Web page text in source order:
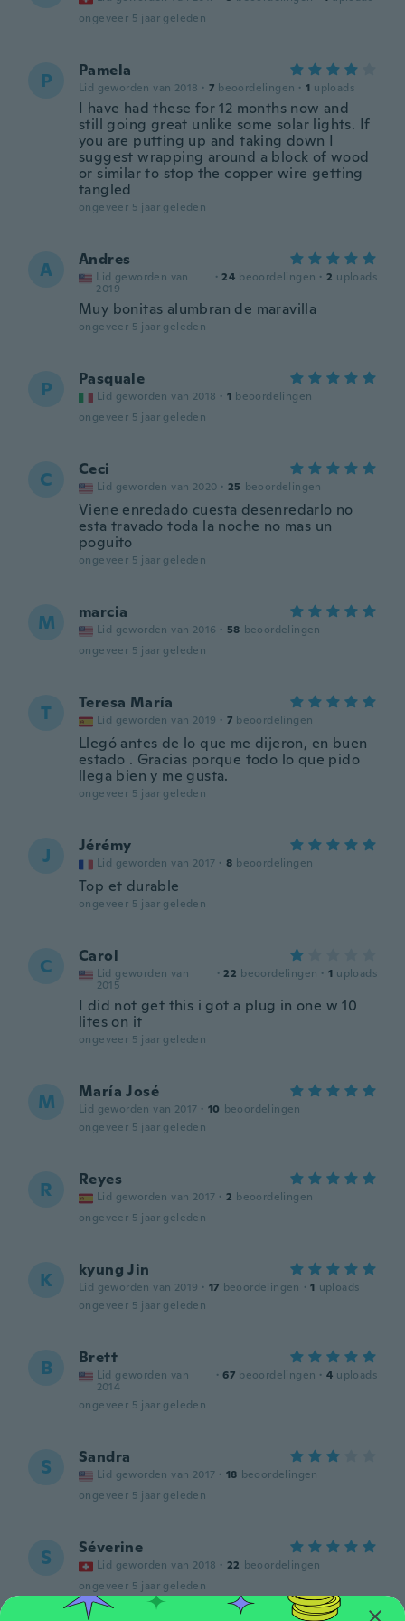
ongeveer 5 jaar geleden
P Pamela
Lid geworden van 2018 · 7 beoordelingen · 1 uploads
I have had these for 12 months now and
still going great unlike some solar lights. If
you are putting up and taking down I
suggest wrapping around a block of wood
or similar to stop the copper wire getting
tangled
ongeveer 5 jaar geleden
A Andres
Lid geworden van
2019
· 24 beoordelingen · 2 uploads
Muy bonitas alumbran de maravilla
ongeveer 5 jaar geleden
P Pasquale
Lid geworden van 2018 · 1 beoordelingen
ongeveer 5 jaar geleden
C Ceci
Lid geworden van 2020 · 25 beoordelingen
Viene enredado cuesta desenredarlo no
esta travado toda la noche no mas un
poguito
ongeveer 5 jaar geleden
M marcia
Lid geworden van 2016 · 58 beoordelingen
ongeveer 5 jaar geleden
T Teresa María
Lid geworden van 2019 · 7 beoordelingen
Llegó antes de lo que me dijeron, en buen
estado . Gracias porque todo lo que pido
llega bien y me gusta.
ongeveer 5 jaar geleden
J Jérémy
Lid geworden van 2017 · 8 beoordelingen
Top et durable
ongeveer 5 jaar geleden
C Carol
Lid geworden van
2015
· 22 beoordelingen · 1 uploads
I did not get this i got a plug in one w 10
lites on it
ongeveer 5 jaar geleden
M María José
Lid geworden van 2017 · 10 beoordelingen
ongeveer 5 jaar geleden
R Reyes
Lid geworden van 2017 · 2 beoordelingen
ongeveer 5 jaar geleden
K kyung Jin
Lid geworden van 2019 · 17 beoordelingen · 1 uploads
ongeveer 5 jaar geleden
B Brett
Lid geworden van
2014
· 67 beoordelingen · 4 uploads
ongeveer 5 jaar geleden
S Sandra
Lid geworden van 2017 · 18 beoordelingen
ongeveer 5 jaar geleden
S Séverine
Lid geworden van 2018 · 22 beoordelingen
ongeveer 5 jaar geleden